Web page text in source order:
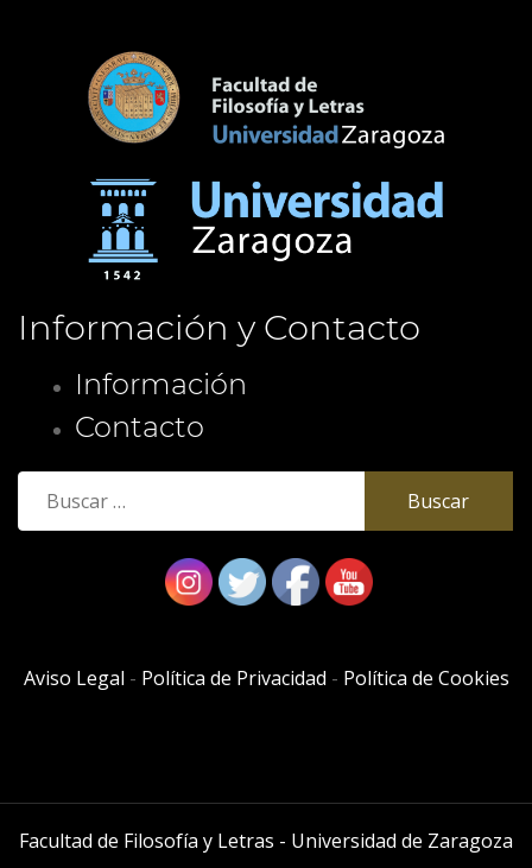
Información y Contacto
Información
Contacto
Buscar:
Aviso Legal - Política de Privacidad - Política de Cookies
Facultad de Filosofía y Letras - Universidad de Zaragoza